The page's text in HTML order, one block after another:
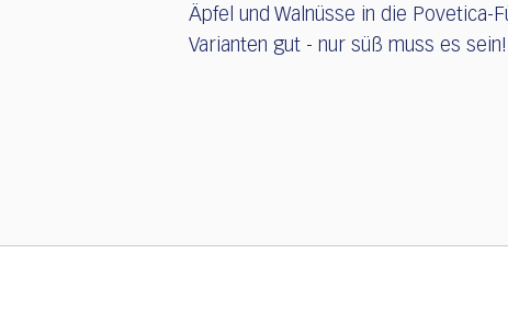
Äpfel und Walnüsse in die Povetica-
Varianten gut - nur süß muss es sein!